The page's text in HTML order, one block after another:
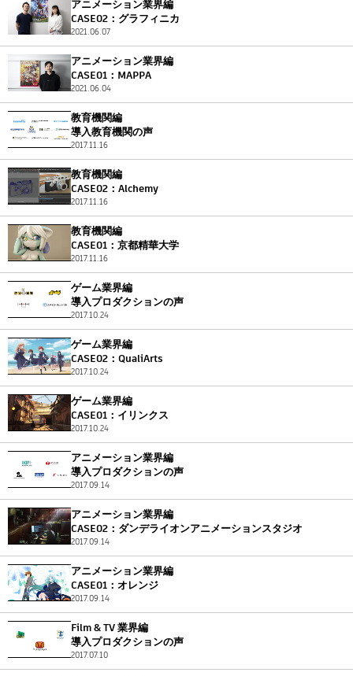
アニメーション業界編
CASE02：グラフィニカ
2021.06.07
アニメーション業界編
CASE01：MAPPA
2021.06.04
教育機関編
導入教育機関の声
2017.11.16
教育機関編
CASE02：Alchemy
2017.11.16
教育機関編
CASE01：京都精華大学
2017.11.16
ゲーム業界編
導入プロダクションの声
2017.10.24
ゲーム業界編
CASE02：QualiArts
2017.10.24
ゲーム業界編
CASE01：イリンクス
2017.10.24
アニメーション業界編
導入プロダクションの声
2017.09.14
アニメーション業界編
CASE02：ダンデライオンアニメーションスタジオ
2017.09.14
アニメーション業界編
CASE01：オレンジ
2017.09.14
Film & TV 業界編
導入プロダクションの声
2017.07.10